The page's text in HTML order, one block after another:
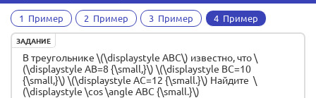
1 Пример 2 Пример 3 Пример 4 Пример
ЗАДАНИЕ
В треугольнике \(\displaystyle ABC\) известно, что \
(\displaystyle AB=8 {\small,}\) \(\displaystyle BC=10
{\small,}\) \(\displaystyle AC=12 {\small.}\) Найдите \
(\displaystyle \cos \angle ABC {\small.}\)